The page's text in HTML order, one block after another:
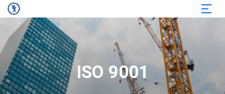
ISO 9001